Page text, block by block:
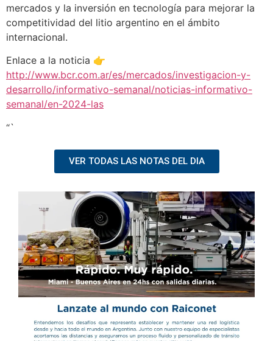
mercados y la inversión en tecnología para mejorar la
competitividad del litio argentino en el ámbito
internacional.
Enlace a la noticia 👉
http://www.bcr.com.ar/es/mercados/investigacion-y-
desarrollo/informativo-semanal/noticias-informativo-
semanal/en-2024-las
“`
VER TODAS LAS NOTAS DEL DIA